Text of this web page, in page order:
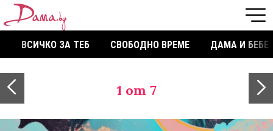
ВСИЧКО ЗА ТЕБ СВОБОДНО ВРЕМЕ ДАМА И БЕБЕ
1 от 7